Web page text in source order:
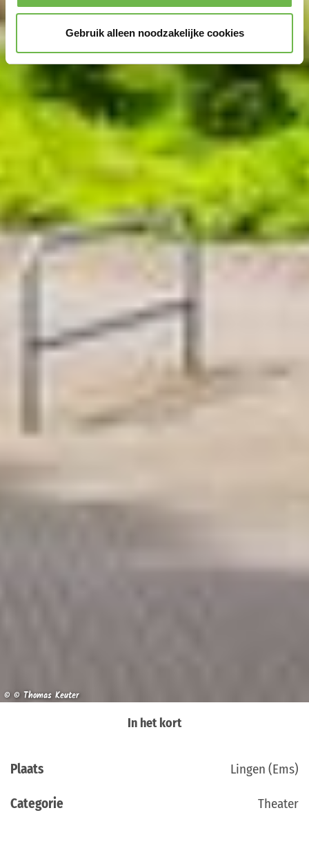
Gebruik alleen noodzakelijke cookies
© © Thomas Keuter
In het kort
Plaats Lingen (Ems)
Categorie Theater